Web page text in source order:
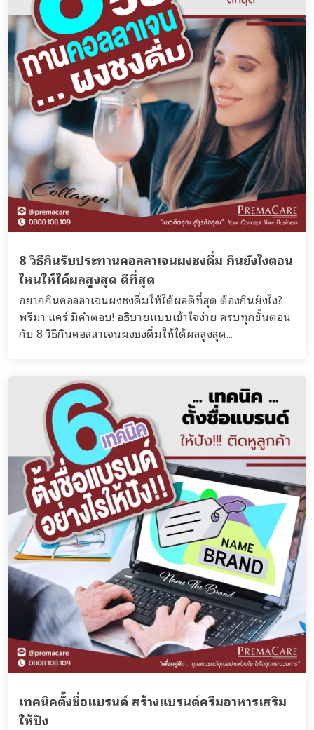
8 วิธีกินรับประทานคอลลาเจนผงชงดื่ม กินยังไงตอน
ไหนให้ได้ผลสูงสุด ดีที่สุด
อยากกินคอลลาเจนผงชงดื่มให้ได้ผลดีที่สุด ต้องกินยังไง?
พรีมา แคร์ มีคำตอบ! อธิบายแบบเข้าใจง่าย ครบทุกขั้นตอน
กับ 8 วิธีกินคอลลาเจนผงชงดื่มให้ได้ผลสูงสุด...
เทคนิคตั้งชื่อแบรนด์ สร้างแบรนด์ครีมอาหารเสริม
ให้ปัง